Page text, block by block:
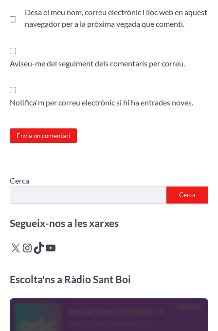
Desa el meu nom, correu electrònic i lloc web en aquest
navegador per a la pròxima vegada que comenti.
Aviseu-me del seguiment dels comentaris per correu.
Notifica'm per correu electrònic si hi ha entrades noves.
Cerca
Cerca
Segueix-nos a les xarxes
X Instagram
TikTokYouTube
Escolta'ns a Ràdio Sant Boi